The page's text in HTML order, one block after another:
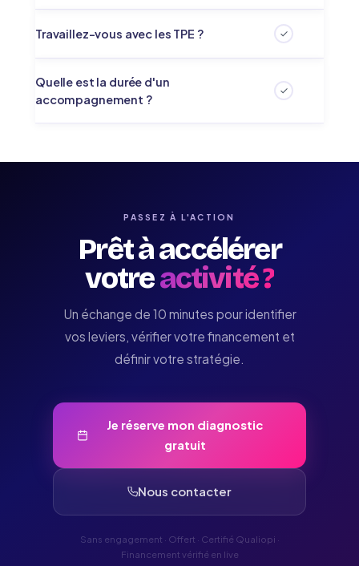
débutants comme aux profils intermédiaires.
Travaillez-vous avec les TPE ?
et dirigeants de PME constituent la majorité de nos
clients.
Quelle est la durée d'un
accompagnement ?
PASSEZ À L'ACTION
Prêt à accélérer
votreactivité ?
Un échange de 10 minutes pour identifier
vos leviers, vérifier votre financement et
définir votre stratégie.
Je réserve mon diagnostic
gratuit
Nous contacter
Sans engagement · Offert · Certifié Qualiopi ·
Financement vérifié en live